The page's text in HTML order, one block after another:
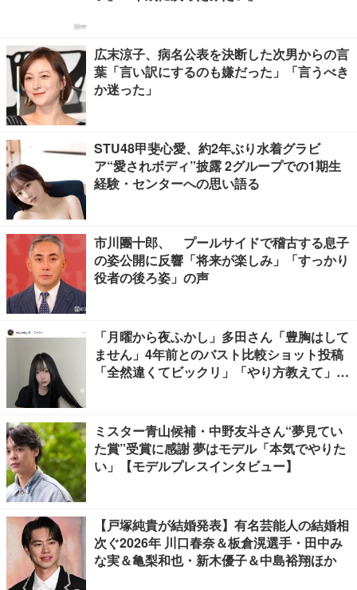
広末涼子、病名公表を決断した次男からの言
葉「言い訳にするのも嫌だった」「言うべき
か迷った」
STU48甲斐心愛、約2年ぶり水着グラビ
ア“愛されボディ”披露 2グループでの1期生
経験・センターへの思い語る
市川團十郎、 プールサイドで稽古する息子
の姿公開に反響「将来が楽しみ」「すっかり
役者の後ろ姿」の声
「月曜から夜ふかし」多田さん「豊胸はして
ません」4年前とのバスト比較ショット投稿
「全然違くてビックリ」「やり方教えて」の
ミスター青山候補・中野友斗さん“夢見てい
た賞”受賞に感謝 夢はモデル「本気でやりた
い」【モデルプレスインタビュー】
【戸塚純貴が結婚発表】有名芸能人の結婚相
次ぐ2026年 川口春奈＆板倉滉選手・田中み
な実＆亀梨和也・新木優子＆中島裕翔ほか